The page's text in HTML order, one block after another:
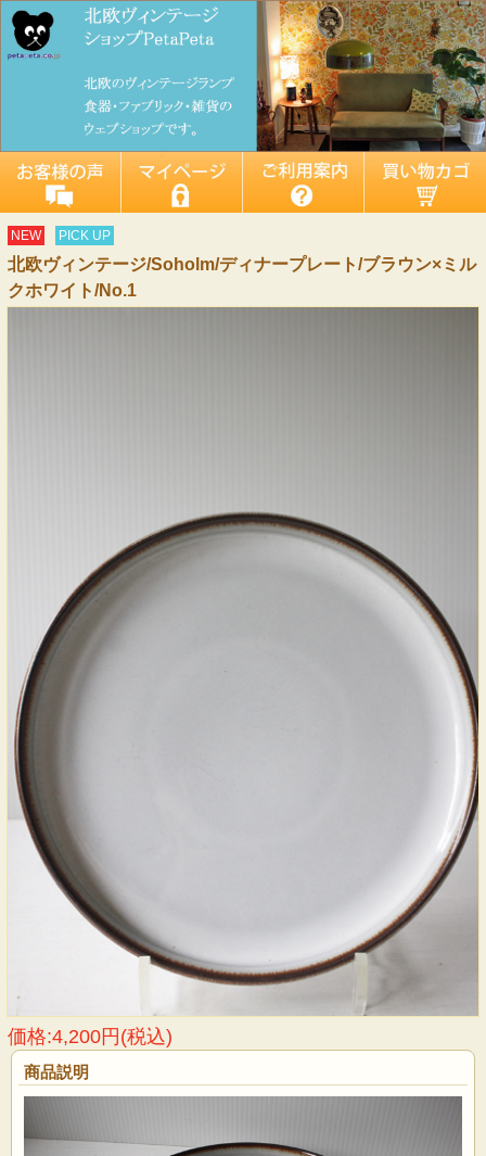
NEW PICK UP
北欧ヴィンテージ/Soholm/ディナープレート/ブラウン×ミル
クホワイト/No.1
価格:4,200円(税込)
商品説明